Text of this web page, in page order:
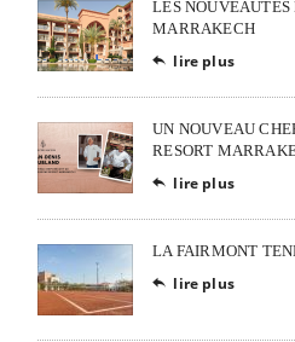
LES
MARRAKECH
 lire plus
UN NOUVEAU
RESORT
 lire plus
LA FAIRMONT
 lire plus